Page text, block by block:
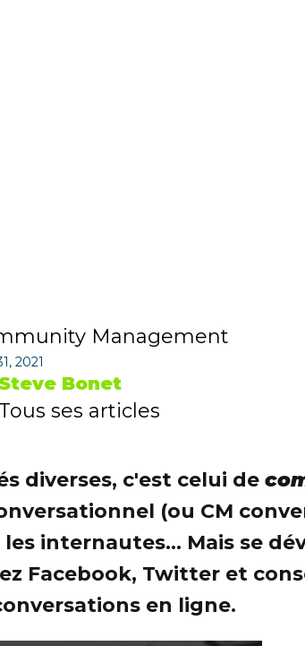
Management
2021
Steve Bonet
Tous ses articles
diverses, c'est celui de
(ou CM
internautes... Mais se
Facebook, Twitter et
en ligne.